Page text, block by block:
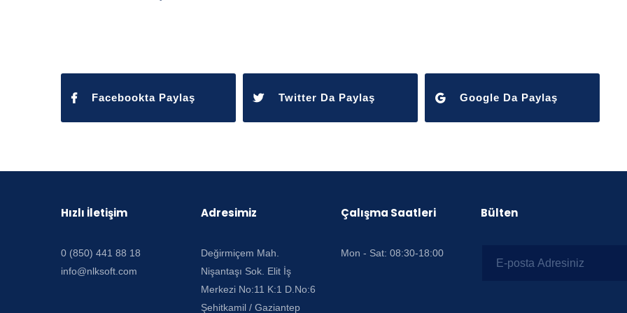
Facebookta Paylaş Twitter Da Paylaş Google Da Paylaş
Hızlı İletişim
0 (850) 441 88 18
info@nlksoft.com
Adresimiz
Değirmiçem Mah.
Nişantaşı Sok. Elit İş
Merkezi No:11 K:1 D.No:6
Şehitkamil / Gaziantep
Çalışma Saatleri
Mon - Sat: 08:30-18:00
Bülten